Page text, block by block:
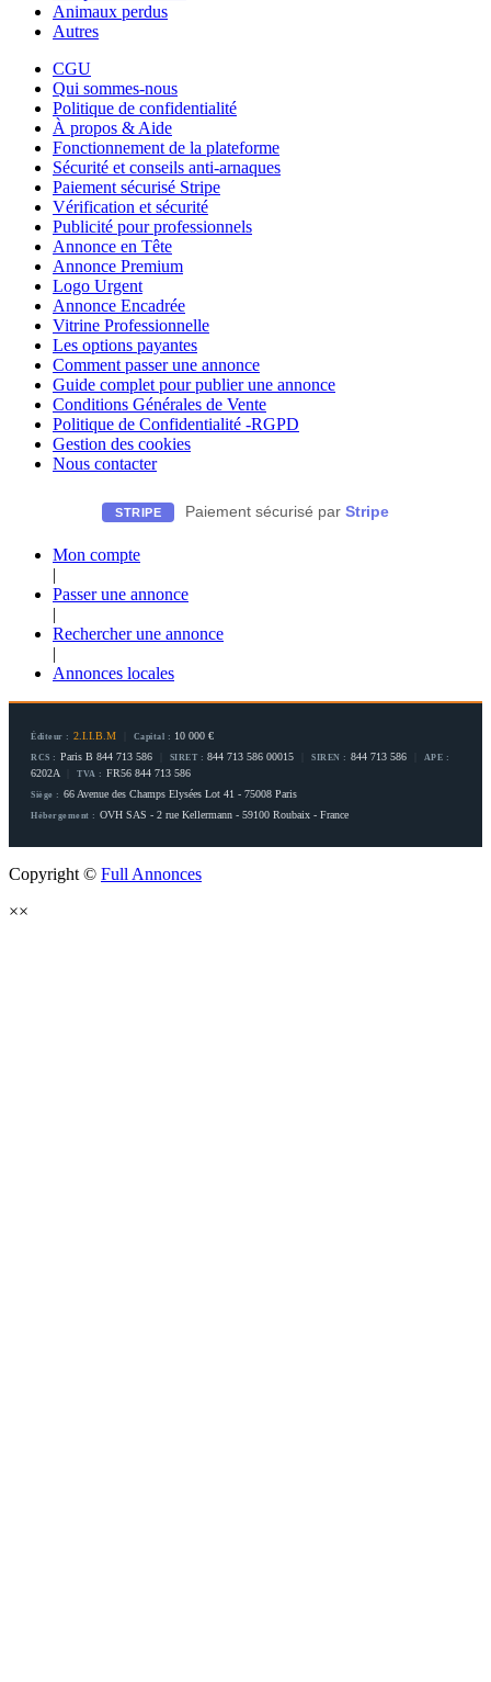
Animaux perdus
Autres
CGU
Qui sommes-nous
Politique de confidentialité
À propos & Aide
Fonctionnement de la plateforme
Sécurité et conseils anti-arnaques
Paiement sécurisé Stripe
Vérification et sécurité
Publicité pour professionnels
Annonce en Tête
Annonce Premium
Logo Urgent
Annonce Encadrée
Vitrine Professionnelle
Les options payantes
Comment passer une annonce
Guide complet pour publier une annonce
Conditions Générales de Vente
Politique de Confidentialité -RGPD
Gestion des cookies
Nous contacter
STRIPE Paiement sécurisé par Stripe
Mon compte
|
Passer une annonce
|
Rechercher une annonce
|
Annonces locales
Éditeur : 2.I.I.B.M Capital : 10 000 €
RCS : Paris B 844 713 586 SIRET : 844 713 586 00015 SIREN : 844 713 586 APE :
6202A TVA : FR56 844 713 586
Siège : 66 Avenue des Champs Elysées Lot 41 - 75008 Paris
Hébergement : OVH SAS - 2 rue Kellermann - 59100 Roubaix - France
Copyright © Full Annonces
××